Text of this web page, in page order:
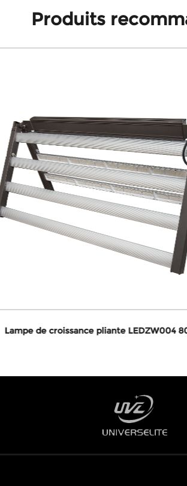
Produits
LEDZW002D